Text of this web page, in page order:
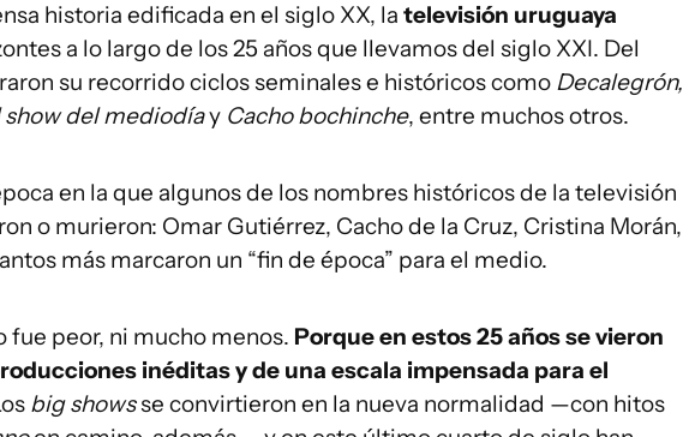
historia edificada en el siglo XX, la televisión uruguaya
a lo largo de los 25 años que llevamos del siglo XXI. Del
su recorrido ciclos seminales e históricos como Decalegrón,
show del mediodíay Cacho bochinche, entre muchos otros.
en la que algunos de los nombres históricos de la televisión
o murieron: Omar Gutiérrez, Cacho de la Cruz, Cristina Morán,
más marcaron un “fin de época” para el medio.
fue peor, ni mucho menos. Porque en estos 25 años se vieron
inéditas y de una escala impensada para el
big showsse convirtieron en la nueva normalidad —con hitos